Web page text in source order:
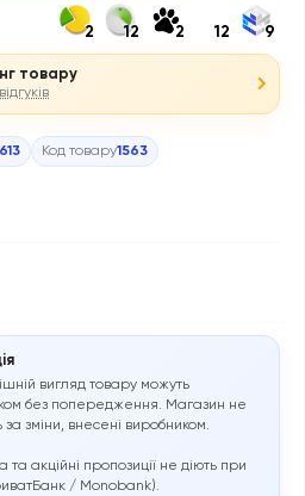
2 12 2 12 9
товару
Код товару1563
вигляд товару можуть
без попередження. Магазин не
за зміни, внесені виробником.
та акційні пропозиції не діють при
/ Monobank).